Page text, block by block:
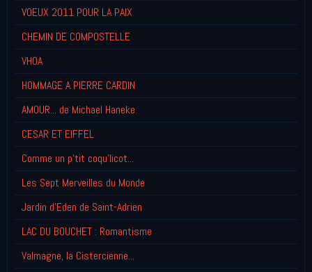
VOEUX 2011 POUR LA PAIX
CHEMIN DE COMPOSTELLE
VHOA
HOMMAGE A PIERRE CARDIN
AMOUR... de Michael Haneke
CESAR ET EIFFEL
Comme un p'tit coqu'licot...
Les Sept Merveilles du Monde
Jardin d'Eden de Saint-Adrien
LAC DU BOUCHET : Romantisme
Valmagne, la Cistercienne...